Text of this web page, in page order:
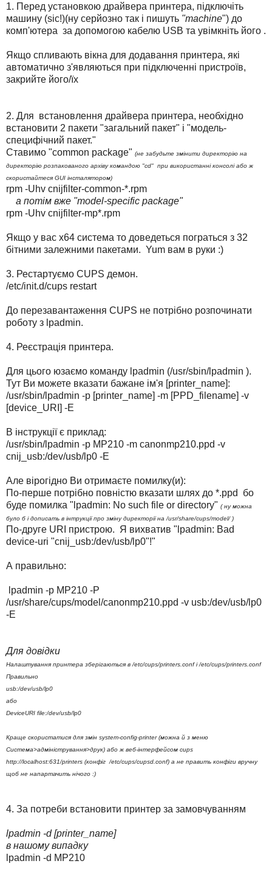
1. Перед установкою драйвера принтера, підключіть
машину (sic!)(ну серйозно так і пишуть "machine") до
комп'ютера за допомогою кабелю USB та увімкніть його .
Якщо спливають вікна для додавання принтера, які
автоматично з'являються при підключенні пристроїв,
закрийте його/їх
2. Для встановлення драйвера принтера, необхідно
встановити 2 пакети "загальний пакет" і "модель-
специфічний пакет."
Ставимо "common package" (не забудьте змінити директорію на
директорію розпакованого архіву командою "cd" при використанні консолі або ж
скористайтеся GUI інсталятором)
rpm -Uhv cnijfilter-common-*.rpm
а потім вже "model-specific package"
rpm -Uhv cnijfilter-mp*.rpm
Якщо у вас х64 система то доведеться пограться з 32
бітними залежними пакетами. Yum вам в руки :)
3. Рестартуємо CUPS демон.
/etc/init.d/cups restart
До перезавантаження CUPS не потрібно розпочинати
роботу з lpadmin.
4. Реєстрація принтера.
Для цього юзаємо команду lpadmin (/usr/sbin/lpadmin ).
Тут Ви можете вказати бажане ім'я [printer_name]:
/usr/sbin/lpadmin -p [printer_name] -m [PPD_filename] -v
[device_URI] -E
В інструкції є приклад:
/usr/sbin/lpadmin -p MP210 -m canonmp210.ppd -v
cnij_usb:/dev/usb/lp0 -E
Але вірогідно Ви отримаєте помилку(и):
По-перше потрібно повністю вказати шлях до *.ppd бо
буде помилка "lpadmin: No such file or directory" ( ну можна
було б і дописать в інтрукції про зміну директорії на /usr/share/cups/model/ )
По-друге URI пристрою. Я вихватив "lpadmin: Bad
device-uri "cnij_usb:/dev/usb/lp0"!"
А правильно:
lpadmin -p MP210 -P
/usr/share/cups/model/canonmp210.ppd -v usb:/dev/usb/lp0
-E
Для довідки
Налаштування принтера зберігаються в /etc/cups/printers.conf і /etc/cups/printers.conf
Правильно
usb:/dev/usb/lp0
або
DeviceURI file:/dev/usb/lp0
Краще скористатися для змін system-config-printer (можна й з меню
Система>адміністрування>друк) або ж веб-інтерфейсом cups
http://localhost:631/printers (конфіг /etc/cups/cupsd.conf) а не править конфіги вручну
щоб не напартачить нічого :)
4. За потреби встановити принтер за замовчуванням
lpadmin -d [printer_name]
в нашому випадку
lpadmin -d MP210